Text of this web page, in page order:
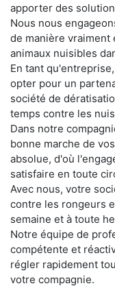
apporter des
Nous nous
de manière vraiment
animaux nuisibles
En tant
opter pour un
société de
temps contre les
Dans notre
bonne marche de
absolue, d'où
satisfaire en toute
Avec nous, votre
contre les rongeurs
semaine et à toute
Notre équipe de
compétente et
régler rapidement
votre compagnie.